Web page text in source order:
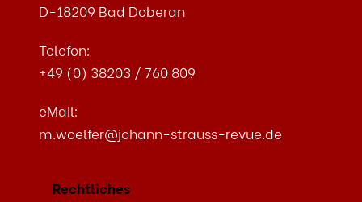
D-18209 Bad Doberan
Telefon:
+49 (0) 38203 / 760 809
eMail:
m.woelfer@johann-strauss-revue.de
Rechtliches